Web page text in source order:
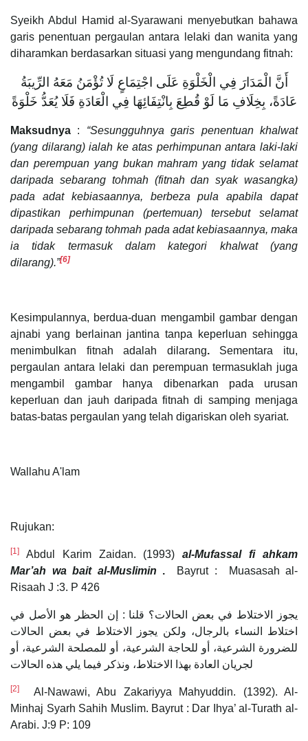
Syeikh Abdul Hamid al-Syarawani menyebutkan bahawa
garis penentuan pergaulan antara lelaki dan wanita yang
diharamkan berdasarkan situasi yang mengundang fitnah:
أَنَّ الْمَدَارَ فِي الْخَلْوَةِ عَلَى اجْتِمَاعٍ لَا تُؤْمَنُ مَعَهُ الرِّيبَةُ
عَادَةً، بِخِلَافِ مَا لَوْ قُطِعَ بِانْتِفَائِهَا فِي الْعَادَةِ فَلَا يُعَدُّ خَلْوَةً
Maksudnya : “Sesungguhnya garis penentuan khalwat
(yang dilarang) ialah ke atas perhimpunan antara laki-laki
dan perempuan yang bukan mahram yang tidak selamat
daripada sebarang tohmah (fitnah dan syak wasangka)
pada adat kebiasaannya, berbeza pula apabila dapat
dipastikan perhimpunan (pertemuan) tersebut selamat
daripada sebarang tohmah pada adat kebiasaannya, maka
ia tidak termasuk dalam kategori khalwat (yang
dilarang).”[6]
Kesimpulannya, berdua-duan mengambil gambar dengan
ajnabi yang berlainan jantina tanpa keperluan sehingga
menimbulkan fitnah adalah dilarang. Sementara itu,
pergaulan antara lelaki dan perempuan termasuklah juga
mengambil gambar hanya dibenarkan pada urusan
keperluan dan jauh daripada fitnah di samping menjaga
batas-batas pergaulan yang telah digariskan oleh syariat.
Wallahu A'lam
Rujukan:
[1] Abdul Karim Zaidan. (1993) al-Mufassal fi ahkam
Mar’ah wa bait al-Muslimin .
Bayrut : Muasasah al-
Risaah J :3. P 426
يجوز الاختلاط في بعض الحالات؟ قلنا : إن الحظر هو الأصل في
اختلاط النساء بالرجال، ولكن يجوز الاختلاط في بعض الحالات
للضرورة الشرعية، أو للحاجة الشرعية، أو للمصلحة الشرعية، أو
لجريان العادة بهذا الاختلاط، ونذكر فيما يلي هذه الحالات
[2]
Al-Nawawi, Abu Zakariyya Mahyuddin. (1392). Al-
Minhaj Syarh Sahih Muslim. Bayrut : Dar Ihya’ al-Turath al-
Arabi. J:9 P: 109